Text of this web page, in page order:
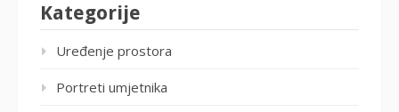
Kategorije
Uređenje prostora
Portreti umjetnika